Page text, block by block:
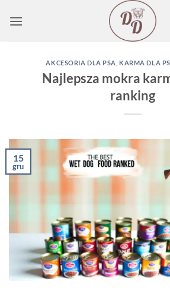
AKCESORIA DLA PSA KARMA DLA
Najlepsza mokra
ranking
15
gru